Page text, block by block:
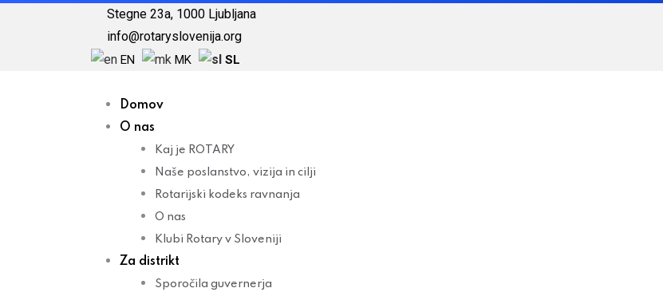
Stegne 23a, 1000 Ljubljana
info@rotaryslovenija.org
EN MK SL
Domov
O nas
Kaj je ROTARY
Naše poslanstvo, vizija in cilji
Rotarijski kodeks ravnanja
O nas
Klubi Rotary v Sloveniji
Za distrikt
Sporočila guvernerja